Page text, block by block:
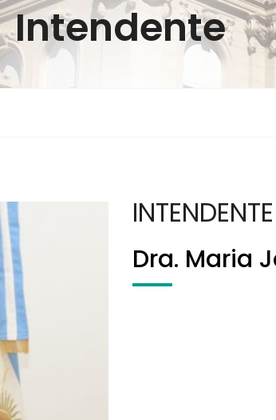
Intendente
Dra. Maria